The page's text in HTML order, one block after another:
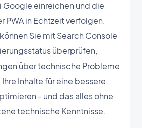
Google einreichen und die
PWA in Echtzeit verfolgen.
Sie mit Search Console
überprüfen,
über technische Probleme
Inhalte für eine bessere
- und das alles ohne
technische Kenntnisse.